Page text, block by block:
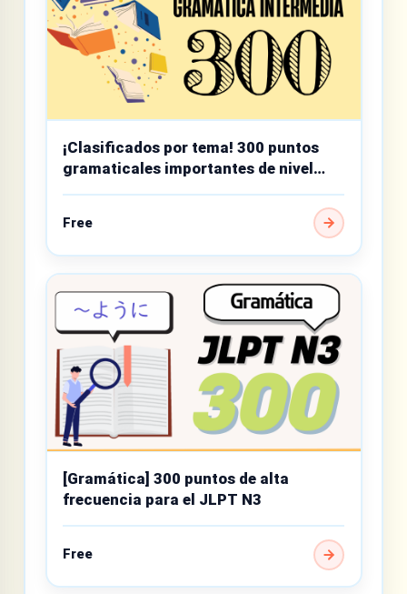
¡Clasificados por tema! 300 puntos
gramaticales importantes de nivel
Free
[Gramática] 300 puntos de alta
frecuencia para el JLPT N3
Free